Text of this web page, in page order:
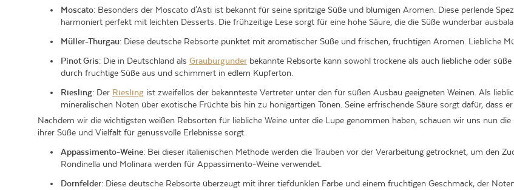
Moscato: Besonders der Moscato d'Asti ist bekannt für seine spritzige Süße und blumigen Aromen. Diese perlende
harmoniert perfekt mit leichten Desserts. Die frühzeitige Lese sorgt für eine hohe Säure, die die Süße wunderbar
Müller-Thurgau: Diese deutsche Rebsorte punktet mit aromatischer Süße und frischen, fruchtigen Aromen. Liebliche
Pinot Gris: Die in Deutschland als Grauburgunder bekannte Rebsorte kann sowohl trockene als auch liebliche oder
durch fruchtige Süße aus und schimmert in edlem Kupferton.
Riesling: Der Riesling ist zweifellos der bekannteste Vertreter unter den für süßen Ausbau geeigneten Weinen. Als
mineralischen Noten über exotische Früchte bis hin zu honigartigen Tönen. Seine erfrischende Säure sorgt dafür, dass
Nachdem wir die wichtigsten weißen Rebsorten für liebliche Weine unter die Lupe genommen haben, schauen wir uns nun die
ihrer Süße und Vielfalt für genussvolle Erlebnisse sorgt.
Appassimento-Weine: Bei dieser italienischen Methode werden die Trauben vor der Verarbeitung getrocknet, um den
Rondinella und Molinara werden für Appassimento-Weine verwendet.
Dornfelder: Diese deutsche Rebsorte überzeugt mit ihrer tiefdunklen Farbe und einem fruchtigen Geschmack, der